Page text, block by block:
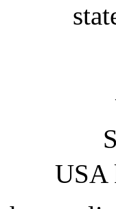
USA